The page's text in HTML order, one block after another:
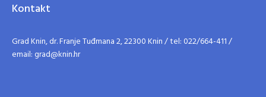
Kontakt
Grad Knin, dr. Franje Tuđmana 2, 22300 Knin / tel: 022/664-411 /
email: grad@knin.hr